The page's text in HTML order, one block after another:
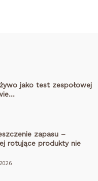
jako test zespołowej
zapasu –
rotujące produkty nie